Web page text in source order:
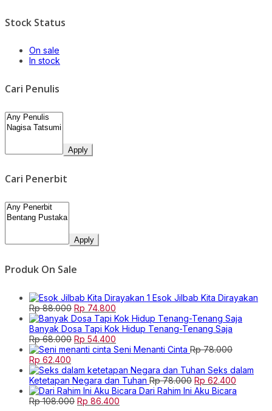
Stock Status
On sale
In stock
Cari Penulis
Apply
Cari Penerbit
Apply
Produk On Sale
Esok Jilbab Kita Dirayakan
Rp88.000 Original
price
was:
Rp 88.000.
Rp 74.800
price
is:
Banyak Dosa Tapi Kok Hidup Tenang-Tenang Saja
Rp68.000 Original
price
Rp 68.000.
Rp 54.400
price
Rp 54.400.
Seni Menanti Cinta Rp78.000
Original
price
was:
Rp 78.000.
Rp 62.400
price
is:
Rp 62.400.
Seks dalam
Ketetapan Negara dan Tuhan Rp78.000 Original
price
Rp 62.400
price
Dari Rahim Ini Aku Bicara
Rp108.000 Original
Rp 86.400